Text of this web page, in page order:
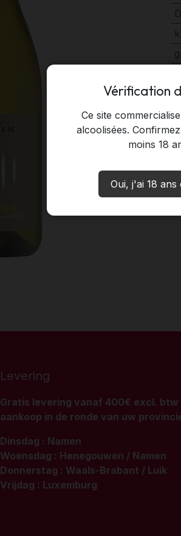
Vérification
Ce site
alcoolisées.
moins 18
Oui, j'ai 18 ans
Levering
Gratis levering vanaf 400€ excl. btw
aankoop in de ronde van uw
Dinsdag : Namen
Woensdag : Henegouwen / Namen
Donnerstag : Waals-Brabant / Luik
Vrijdag : Luxemburg